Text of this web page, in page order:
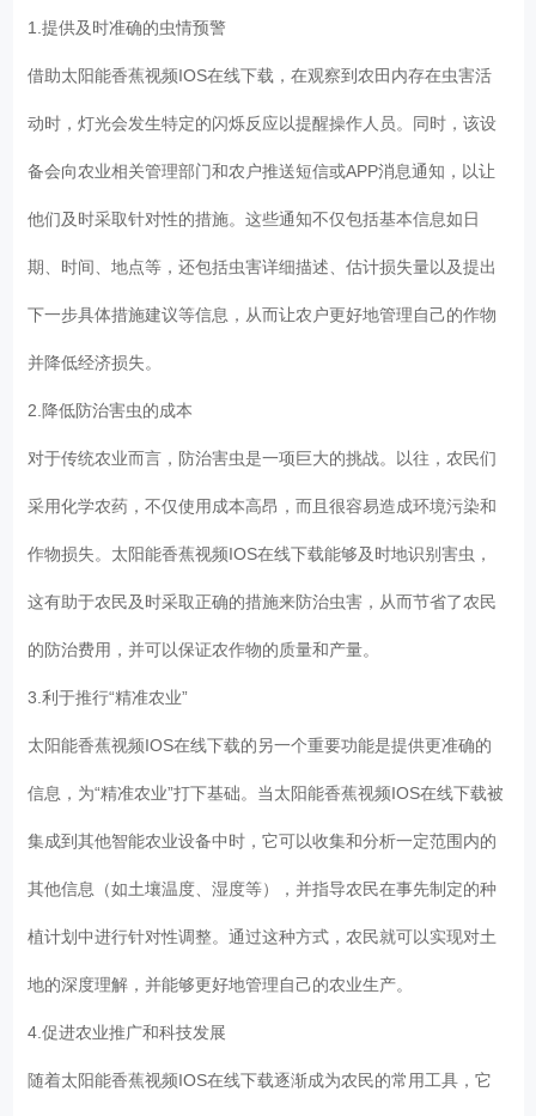
1.提供及时准确的虫情预警
借助太阳能香蕉视频IOS在线下载，在观察到农田内存在虫害活
动时，灯光会发生特定的闪烁反应以提醒操作人员。同时，该设
备会向农业相关管理部门和农户推送短信或APP消息通知，以让
他们及时采取针对性的措施。这些通知不仅包括基本信息如日
期、时间、地点等，还包括虫害详细描述、估计损失量以及提出
下一步具体措施建议等信息，从而让农户更好地管理自己的作物
并降低经济损失。
2.降低防治害虫的成本
对于传统农业而言，防治害虫是一项巨大的挑战。以往，农民们
采用化学农药，不仅使用成本高昂，而且很容易造成环境污染和
作物损失。太阳能香蕉视频IOS在线下载能够及时地识别害虫，
这有助于农民及时采取正确的措施来防治虫害，从而节省了农民
的防治费用，并可以保证农作物的质量和产量。
3.利于推行“精准农业”
太阳能香蕉视频IOS在线下载的另一个重要功能是提供更准确的
信息，为“精准农业”打下基础。当太阳能香蕉视频IOS在线下载被
集成到其他智能农业设备中时，它可以收集和分析一定范围内的
其他信息（如土壤温度、湿度等），并指导农民在事先制定的种
植计划中进行针对性调整。通过这种方式，农民就可以实现对土
地的深度理解，并能够更好地管理自己的农业生产。
4.促进农业推广和科技发展
随着太阳能香蕉视频IOS在线下载逐渐成为农民的常用工具，它